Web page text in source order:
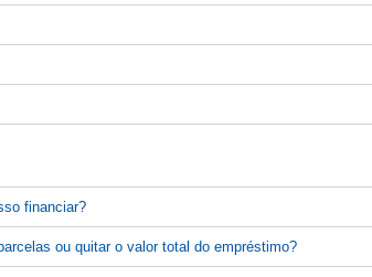
financiar?
ou quitar o valor total do empréstimo?